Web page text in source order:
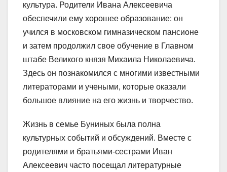
культура. Родители Ивана Алексеевича
обеспечили ему хорошее образование: он
учился в московском гимназическом пансионе
и затем продолжил свое обучение в Главном
штабе Великого князя Михаила Николаевича.
Здесь он познакомился с многими известными
литераторами и учеными, которые оказали
большое влияние на его жизнь и творчество.
Жизнь в семье Буниных была полна
культурных событий и обсуждений. Вместе с
родителями и братьями-сестрами Иван
Алексеевич часто посещал литературные